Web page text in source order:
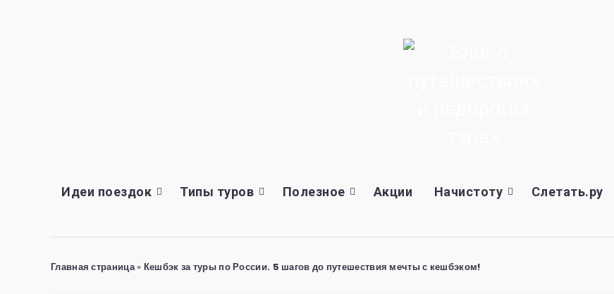
Идеи поездок Типы туров Полезное Акции Начистоту Слетать.ру
Главная страница» Кешбэк за туры по России. 5 шагов до путешествия мечты с кешбэком!